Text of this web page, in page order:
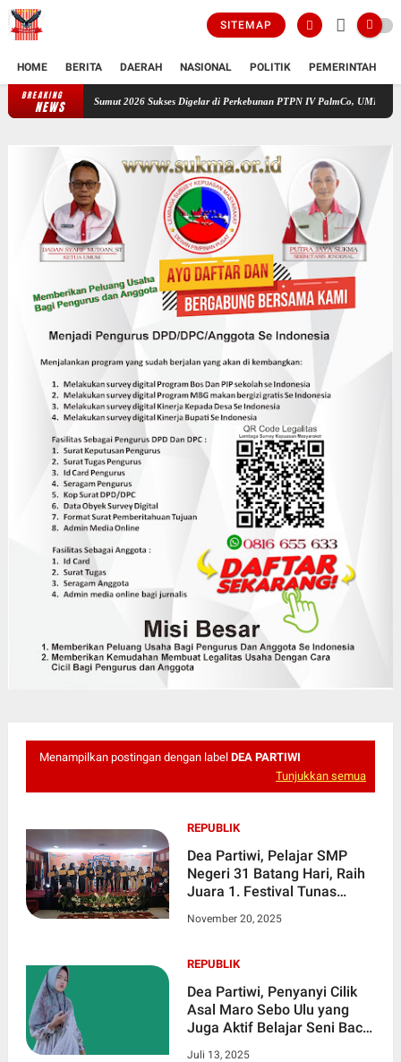
SITEMAP
HOME BERITA DAERAH NASIONAL POLITIK PEMERINTAH
BREAKING
NEWS
APRC Sumut 2026 Sukses Digelar di Perkebunan PTPN IV PalmCo, UMKM Lokal
Menampilkan postingan dengan label DEA PARTIWI
Tunjukkan semua
REPUBLIK
Dea Partiwi, Pelajar SMP
Negeri 31 Batang Hari, Raih
Juara 1. Festival Tunas
Tahun 2025
November 20, 2025
REPUBLIK
Dea Partiwi, Penyanyi Cilik
Asal Maro Sebo Ulu yang
Juga Aktif Belajar Seni Baca
Juli 13, 2025